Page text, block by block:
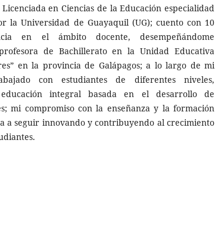
en Ciencias de la Educación especialidad
la Universidad de Guayaquil (UG); cuento con 10
en el ámbito docente, desempeñándome
de Bachillerato en la Unidad Educativa
en la provincia de Galápagos; a lo largo de mi
con estudiantes de diferentes niveles,
integral basada en el desarrollo de
mi compromiso con la enseñanza y la formación
a seguir innovando y contribuyendo al crecimiento